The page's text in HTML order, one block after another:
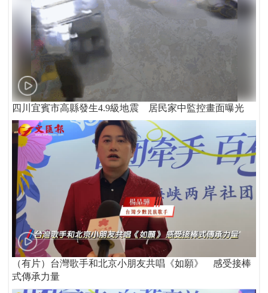
四川宜賓市高縣發生4.9級地震 居民家中監控畫面曝光
（有片）台灣歌手和北京小朋友共唱《如願》 感受接棒
式傳承力量